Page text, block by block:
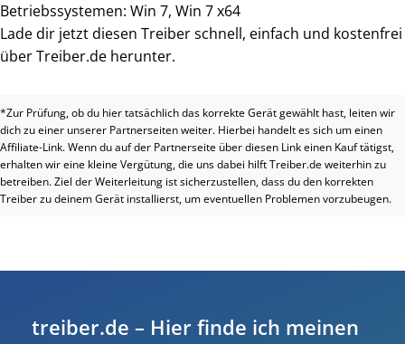
Betriebssystemen: Win 7, Win 7 x64
Lade dir jetzt diesen Treiber schnell, einfach und kostenfrei
über Treiber.de herunter.
*Zur Prüfung, ob du hier tatsächlich das korrekte Gerät gewählt hast, leiten wir
dich zu einer unserer Partnerseiten weiter. Hierbei handelt es sich um einen
Affiliate-Link. Wenn du auf der Partnerseite über diesen Link einen Kauf tätigst,
erhalten wir eine kleine Vergütung, die uns dabei hilft Treiber.de weiterhin zu
betreiben. Ziel der Weiterleitung ist sicherzustellen, dass du den korrekten
Treiber zu deinem Gerät installierst, um eventuellen Problemen vorzubeugen.
treiber.de – Hier finde ich meinen